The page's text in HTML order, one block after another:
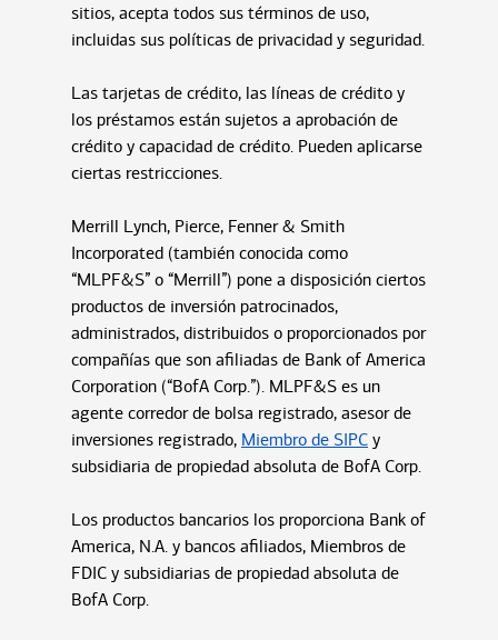
sitios, acepta todos sus términos de uso,
incluidas sus políticas de privacidad y seguridad.
Las tarjetas de crédito, las líneas de crédito y
los préstamos están sujetos a aprobación de
crédito y capacidad de crédito. Pueden aplicarse
ciertas restricciones.
Merrill Lynch, Pierce, Fenner & Smith
Incorporated (también conocida como
“MLPF&S” o “Merrill”) pone a disposición ciertos
productos de inversión patrocinados,
administrados, distribuidos o proporcionados por
compañías que son afiliadas de Bank of America
Corporation (“BofA Corp.”). MLPF&S es un
agente corredor de bolsa registrado, asesor de
inversiones registrado, Miembro de SIPC y
subsidiaria de propiedad absoluta de BofA Corp.
Los productos bancarios los proporciona Bank of
America, N.A. y bancos afiliados, Miembros de
FDIC y subsidiarias de propiedad absoluta de
BofA Corp.